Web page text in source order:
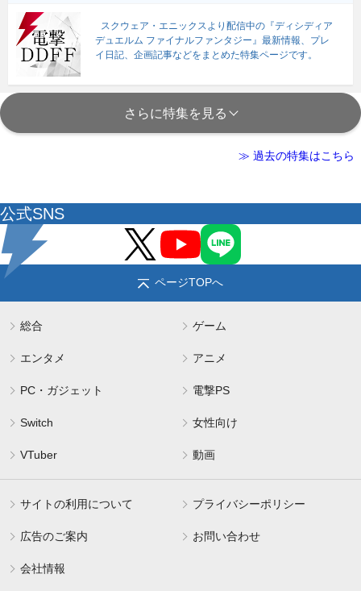
スクウェア・エニックスより配信中の『ディシディア
デュエルム ファイナルファンタジー』最新情報、プレ
イ日記、企画記事などをまとめた特集ページです。
さらに特集を見る
≫ 過去の特集はこちら
公式SNS
ページTOPへ
総合 ゲーム
エンタメ アニメ
PC・ガジェット 電撃PS
Switch 女性向け
VTuber 動画
サイトの利用について プライバシーポリシー
広告のご案内 お問い合わせ
会社情報